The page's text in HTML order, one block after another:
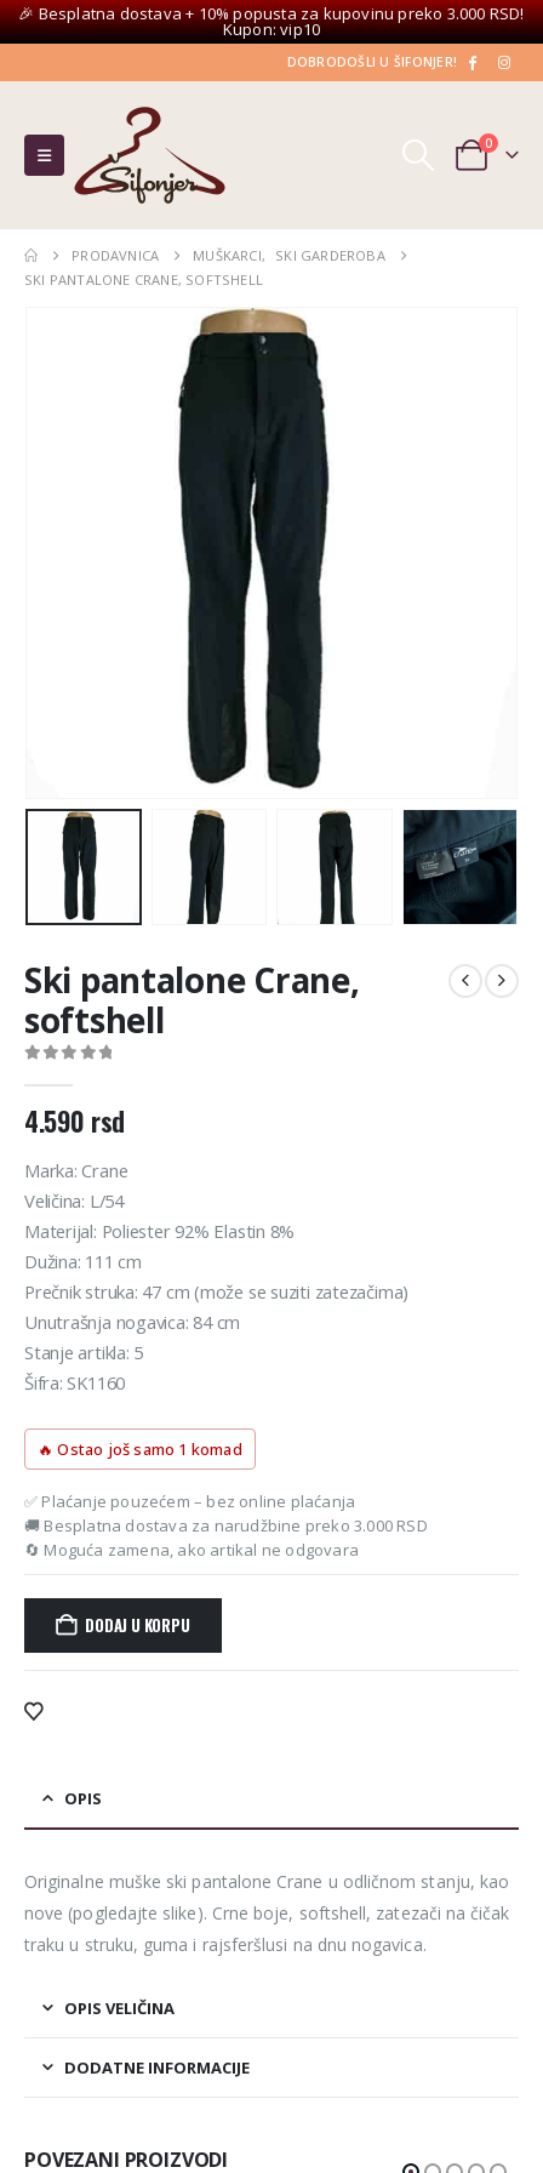
🎉 Besplatna dostava + 10% popusta za kupovinu preko 3.000 RSD!
Kupon: vip10
DOBRODOŠLI U ŠIFONJER!
0
PRODAVNICA MUŠKARCI,
SKI GARDEROBA
SKI PANTALONE CRANE, SOFTSHELL
Ski pantalone Crane,
softshell
4.590 rsd
Marka: Crane
Veličina: L/54
Materijal: Poliester 92% Elastin 8%
Dužina: 111 cm
Prečnik struka: 47 cm (može se suziti zatezačima)
Unutrašnja nogavica: 84 cm
Stanje artikla: 5
Šifra: SK1160
🔥 Ostao još samo 1 komad
✅ Plaćanje pouzećem – bez online plaćanja
🚚 Besplatna dostava za narudžbine preko 3.000 RSD
🔄 Moguća zamena, ako artikal ne odgovara
DODAJ U KORPU
Alternative:
OPIS
Originalne muške ski pantalone Crane u odličnom stanju, kao
nove (pogledajte slike). Crne boje, softshell, zatezači na čičak
traku u struku, guma i rajsferšlusi na dnu nogavica.
OPIS VELIČINA
DODATNE INFORMACIJE
POVEZANI PROIZVODI